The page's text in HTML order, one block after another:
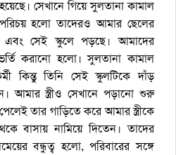
সেখানে গিয়ে সুলতানা কামাল
পরিচয় হলো তাদেরও আমার ছেলের
এবং সেই স্কুলে পড়ছে। আমাদের
করানো হলো। সুলতানা কামাল
কিন্তু তিনি সেই স্কুলটিকে দাঁড়
আমার স্ত্রীও সেখানে পড়ানো শুরু
তার গাড়িতে করে আমার স্ত্রীকে
বাসায় নামিয়ে দিতেন। তাদের
বন্ধুত্ব হলো, পরিবারের সঙ্গে